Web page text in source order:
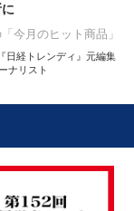
今月のヒット商品」
経トレンディ』元編集
ナリスト